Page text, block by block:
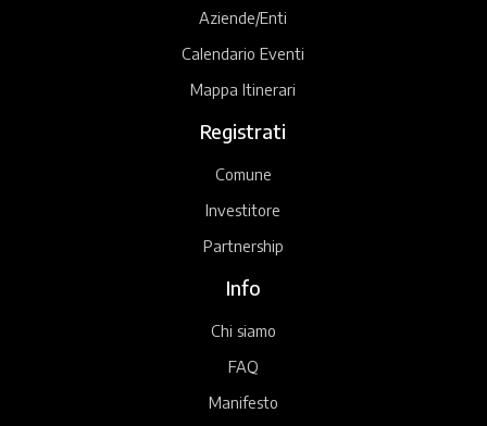
Aziende/Enti
Calendario Eventi
Mappa Itinerari
Registrati
Comune
Investitore
Partnership
Info
Chi siamo
FAQ
Manifesto